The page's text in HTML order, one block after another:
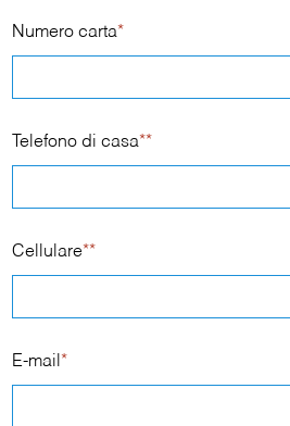
Numero carta*
Telefono di casa**
Cellulare**
E-mail *